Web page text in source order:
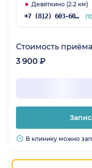
Девяткино (2.2 км)
+7 (812) 603-60-42
Стоимость приёма
3 900 ₽
В клинику можно